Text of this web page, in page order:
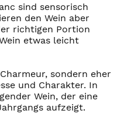
sind sensorisch
den Wein aber
richtigen Portion
etwas leicht
sondern eher
und Charakter. In
Wein, der eine
aufzeigt.